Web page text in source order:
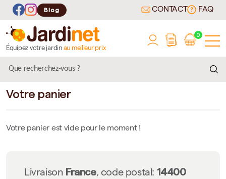
Blog CONTACT FAQ
Équipez votre jardin au meilleur prix
0
Votre panier
Votre panier est vide pour le moment !
Livraison France, code postal: 14400